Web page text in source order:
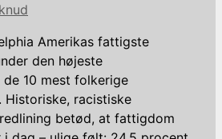
knud
Amerikas fattigste
den højeste
10 mest folkerige
Historiske, racistiske
betød, at fattigdom